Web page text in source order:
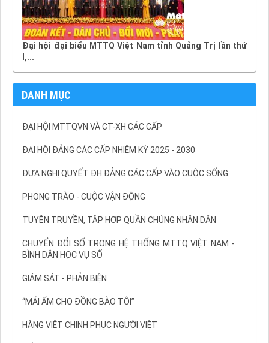
Đại hội đại biểu MTTQ Việt Nam tỉnh Quảng Trị lần thứ
I,...
DANH MỤC
ĐẠI HỘI MTTQVN VÀ CT-XH CÁC CẤP
ĐẠI HỘI ĐẢNG CÁC CẤP NHIỆM KỲ 2025 - 2030
ĐƯA NGHỊ QUYẾT ĐH ĐẢNG CÁC CẤP VÀO CUỘC SỐNG
PHONG TRÀO - CUỘC VẬN ĐỘNG
TUYÊN TRUYỀN, TẬP HỢP QUẦN CHÚNG NHÂN DÂN
CHUYỂN ĐỔI SỐ TRONG HỆ THỐNG MTTQ VIỆT NAM -
BÌNH DÂN HỌC VỤ SỐ
GIÁM SÁT - PHẢN BIỆN
“MÁI ẤM CHO ĐỒNG BÀO TÔI”
HÀNG VIỆT CHINH PHỤC NGƯỜI VIỆT